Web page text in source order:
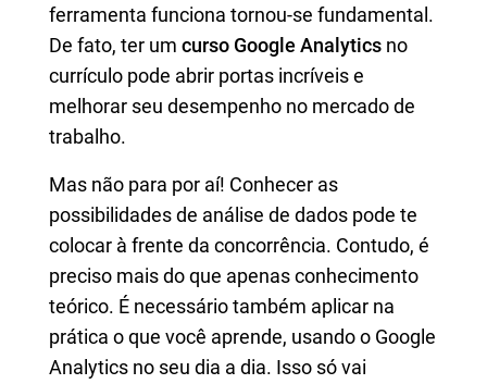
ferramenta funciona tornou-se fundamental.
De fato, ter um curso Google Analytics no
currículo pode abrir portas incríveis e
melhorar seu desempenho no mercado de
trabalho.
Mas não para por aí! Conhecer as
possibilidades de análise de dados pode te
colocar à frente da concorrência. Contudo, é
preciso mais do que apenas conhecimento
teórico. É necessário também aplicar na
prática o que você aprende, usando o Google
Analytics no seu dia a dia. Isso só vai